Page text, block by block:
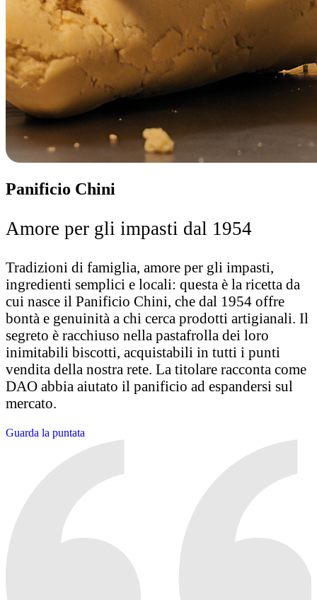
Panificio Chini
Amore per gli impasti dal 1954
Tradizioni di famiglia, amore per gli impasti,
ingredienti semplici e locali: questa è la ricetta da
cui nasce il Panificio Chini, che dal 1954 offre
bontà e genuinità a chi cerca prodotti artigianali. Il
segreto è racchiuso nella pastafrolla dei loro
inimitabili biscotti, acquistabili in tutti i punti
vendita della nostra rete. La titolare racconta come
DAO abbia aiutato il panificio ad espandersi sul
mercato.
Guarda la puntata